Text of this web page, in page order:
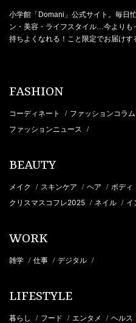
小学館「Domani」公式サイト。毎日
ン・美容・ライフスタイル…今よりも
持ちよくなれる！こと限定でお届けす
FASHION
コーディネート / ファッションコラム
ファッションニュース /
BEAUTY
メイク / スキンケア / ヘア / ボディ
クリスマスコフレ2025 / ネイル / イ
WORK
雑学 / 仕事 / デジタル /
LIFESTYLE
暮らし / フード / エンタメ / ヘルス